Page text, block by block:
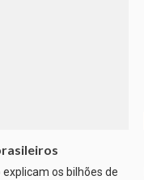
os bilhões de